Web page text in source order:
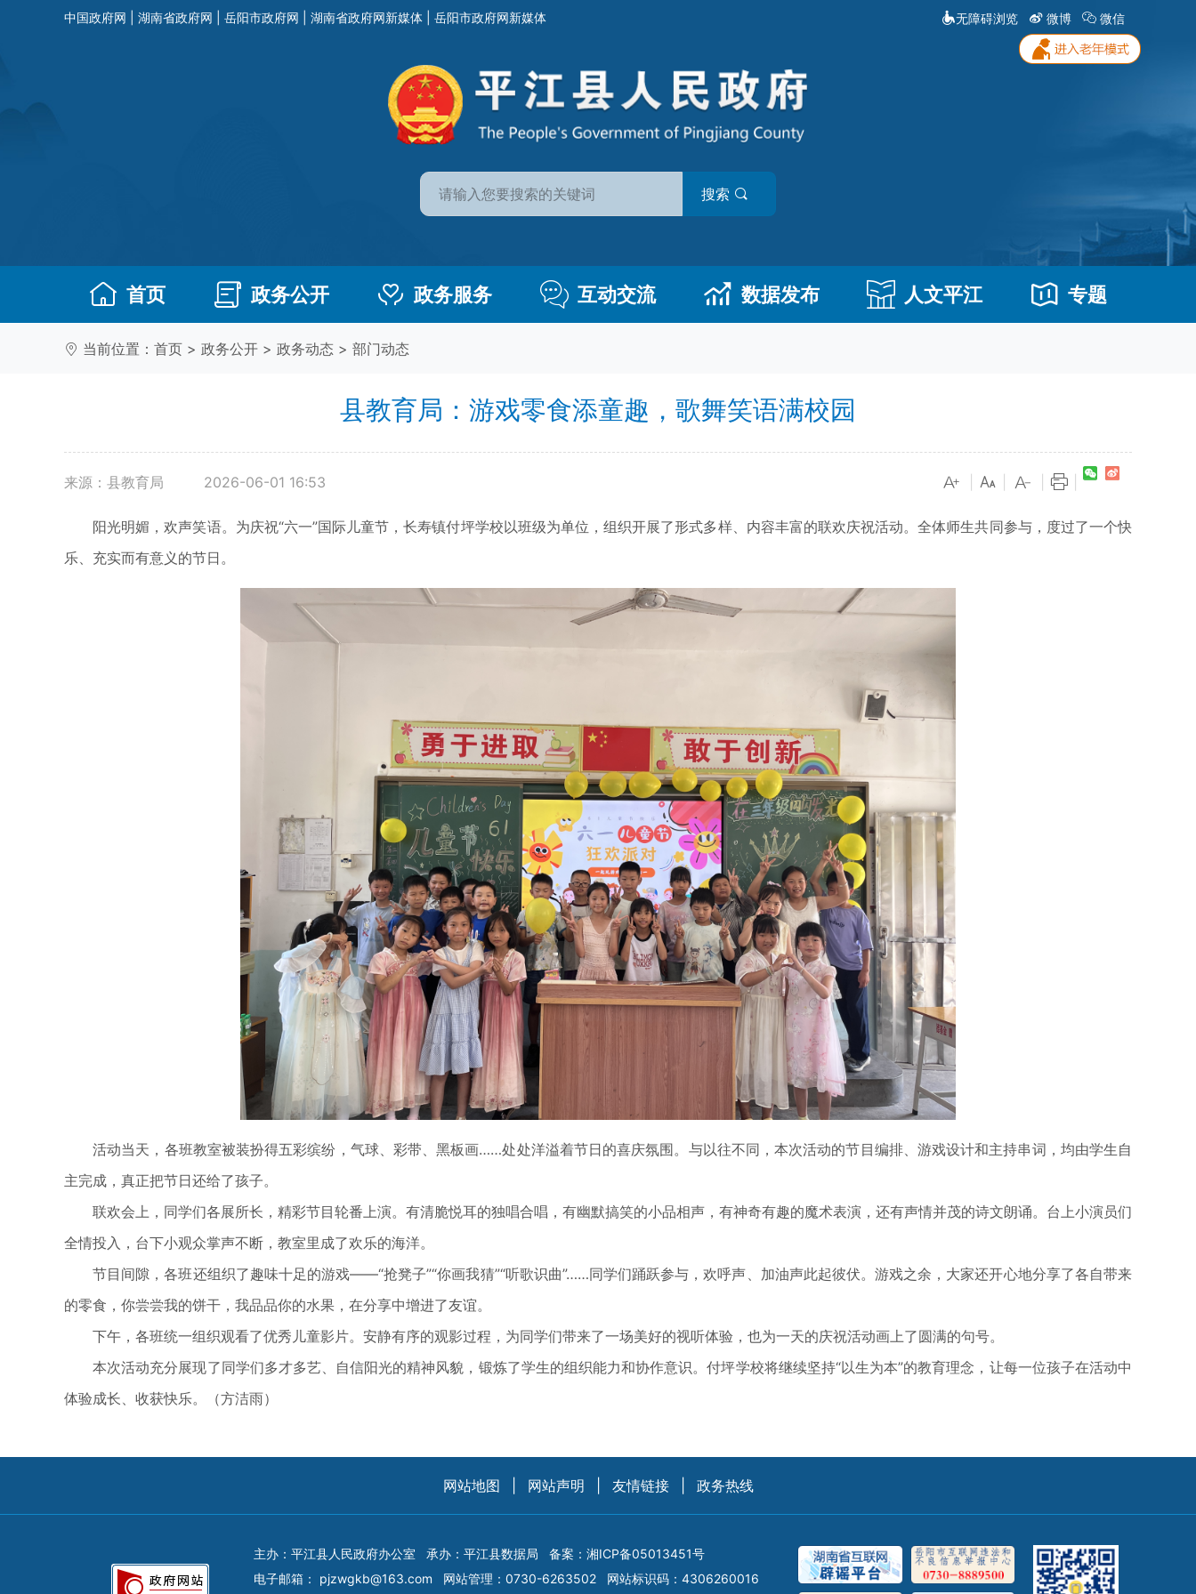
中国政府网 湖南省政府网 岳阳市政府网 湖南省政府网新媒体 岳阳市政府网新媒体 无障碍浏览 微博 微信
搜索
首页 政务公开 政务服务 互动交流 数据发布 人文平江 专题
当前位置： 首页 > 政务公开 > 政务动态 > 部门动态
县教育局：游戏零食添童趣，歌舞笑语满校园
来源：县教育局 2026-06-01 16:53
阳光明媚，欢声笑语。为庆祝“六一”国际儿童节，长寿镇付坪学校以班级为单位，组织开展了形式多样、内容丰富的联欢庆祝活动。全体师生共同参与，度过了一个快
乐、充实而有意义的节日。
活动当天，各班教室被装扮得五彩缤纷，气球、彩带、黑板画……处处洋溢着节日的喜庆氛围。与以往不同，本次活动的节目编排、游戏设计和主持串词，均由学生自
主完成，真正把节日还给了孩子。
联欢会上，同学们各展所长，精彩节目轮番上演。有清脆悦耳的独唱合唱，有幽默搞笑的小品相声，有神奇有趣的魔术表演，还有声情并茂的诗文朗诵。台上小演员们
全情投入，台下小观众掌声不断，教室里成了欢乐的海洋。
节目间隙，各班还组织了趣味十足的游戏——“抢凳子”“你画我猜”“听歌识曲”……同学们踊跃参与，欢呼声、加油声此起彼伏。游戏之余，大家还开心地分享了各自带来
的零食，你尝尝我的饼干，我品品你的水果，在分享中增进了友谊。
下午，各班统一组织观看了优秀儿童影片。安静有序的观影过程，为同学们带来了一场美好的视听体验，也为一天的庆祝活动画上了圆满的句号。
本次活动充分展现了同学们多才多艺、自信阳光的精神风貌，锻炼了学生的组织能力和协作意识。付坪学校将继续坚持“以生为本”的教育理念，让每一位孩子在活动中
体验成长、收获快乐。（方洁雨）
网站地图 网站声明 友情链接 政务热线
主办：平江县人民政府办公室 承办：平江县数据局 备案： 湘ICP备05013451号
电子邮箱： pjzwgkb@163.com 网站管理：0730-6263502 网站标识码：4306260016